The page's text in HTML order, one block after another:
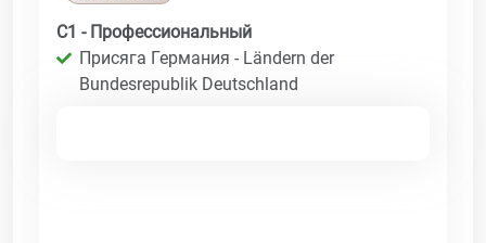
C1 - Профессиональный
Присяга Германия - Ländern der
Bundesrepublik Deutschland